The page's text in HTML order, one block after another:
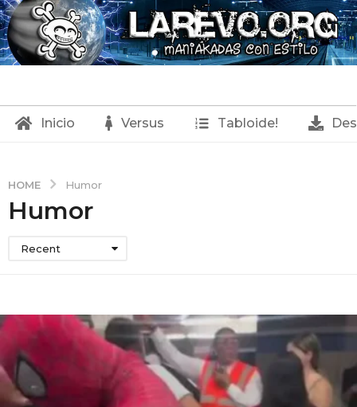
Inicio Versus Tabloide!
HOME Humor
Humor
Recent